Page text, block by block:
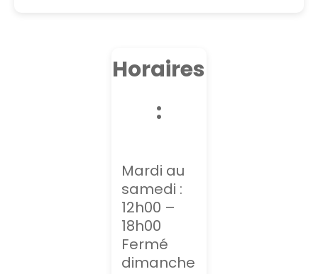
Horaires
:
Mardi au
samedi :
12h00 –
18h00
Fermé
dimanche